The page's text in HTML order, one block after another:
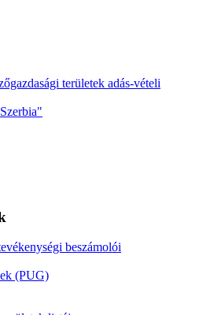
területek adás-vételi
beszámolói
(PUG)